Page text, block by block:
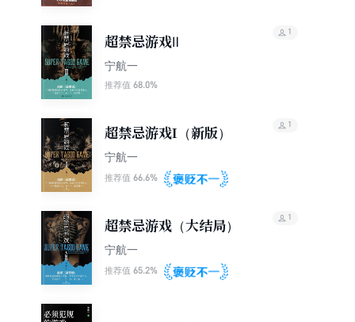
超禁忌游戏Ⅱ
宁航一
推荐值 68.0%
1
超禁忌游戏I（新版）
宁航一
推荐值 66.6%
1
超禁忌游戏（大结局）
宁航一
推荐值 65.2%
1